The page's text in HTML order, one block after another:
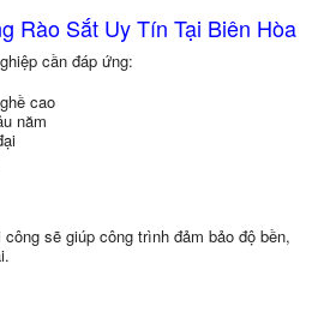
Rào Sắt Uy Tín Tại Biên Hòa
cần đáp ứng:
cao
năm
sẽ giúp công trình đảm bảo độ bền,